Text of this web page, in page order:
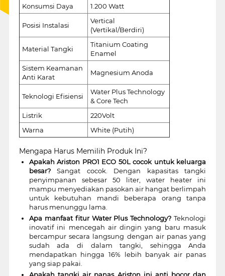
Konsumsi Daya 1.200 Watt
Posisi Instalasi
Vertical
(Vertikal/Berdiri)
Material Tangki
Titanium Coating
Enamel
Sistem Keamanan
Anti Karat
Magnesium Anoda
Teknologi Efisiensi
Water Plus Technology
& Core Tech
Listrik
220Volt
Warna
White (Putih)
Mengapa Harus Memilih Produk Ini?
Apakah Ariston PRO1 ECO 50L cocok untuk keluarga
besar?Sangat cocok. Dengan kapasitas tangki
penyimpanan sebesar 50 liter, water heater ini
mampu menyediakan pasokan air hangat berlimpah
untuk kebutuhan mandi beberapa orang tanpa
harus menunggu lama.
Apa manfaat fitur Water Plus Technology? Teknologi
inovatif ini mencegah air dingin yang baru masuk
bercampur secara langsung dengan air panas yang
sudah ada di dalam tangki, sehingga Anda
mendapatkan hingga 16% lebih banyak air panas
yang siap pakai.
Apakah tangki air panas Ariston ini anti bocor dan